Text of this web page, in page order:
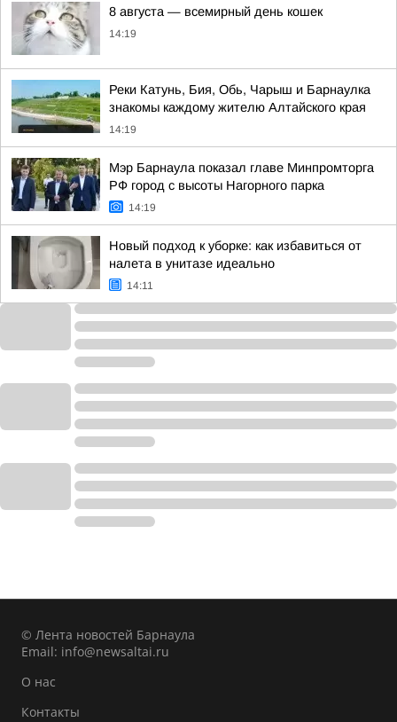
8 августа — всемирный день кошек
14:19
Реки Катунь, Бия, Обь, Чарыш и Барнаулка
знакомы каждому жителю Алтайского края
14:19
Мэр Барнаула показал главе Минпромторга
РФ город с высоты Нагорного парка
14:19
Новый подход к уборке: как избавиться от
налета в унитазе идеально
14:11
© Лента новостей Барнаула
Email: info@newsaltai.ru
О нас
Контакты